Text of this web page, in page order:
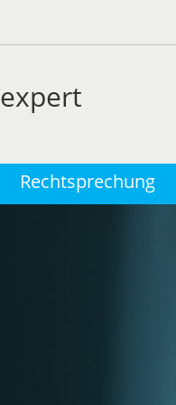
expert
Rechtsprechung